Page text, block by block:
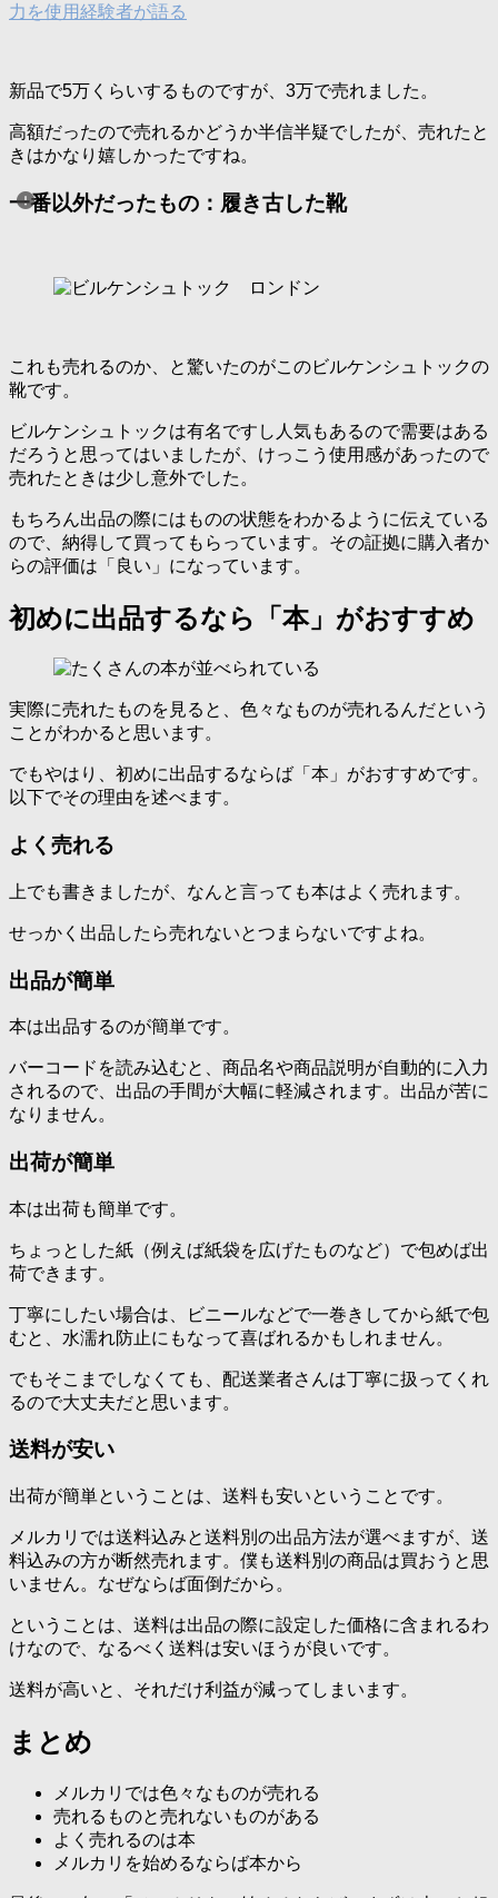
力を使用経験者が語る
新品で5万くらいするものですが、3万で売れました。
高額だったので売れるかどうか半信半疑でしたが、売れたと
きはかなり嬉しかったですね。
一番以外だったもの：履き古した靴
これも売れるのか、と驚いたのがこのビルケンシュトックの
靴です。
ビルケンシュトックは有名ですし人気もあるので需要はある
だろうと思ってはいましたが、けっこう使用感があったので
売れたときは少し意外でした。
もちろん出品の際にはものの状態をわかるように伝えている
ので、納得して買ってもらっています。その証拠に購入者か
らの評価は「良い」になっています。
初めに出品するなら「本」がおすすめ
実際に売れたものを見ると、色々なものが売れるんだという
ことがわかると思います。
でもやはり、初めに出品するならば「本」がおすすめです。
以下でその理由を述べます。
よく売れる
上でも書きましたが、なんと言っても本はよく売れます。
せっかく出品したら売れないとつまらないですよね。
出品が簡単
本は出品するのが簡単です。
バーコードを読み込むと、商品名や商品説明が自動的に入力
されるので、出品の手間が大幅に軽減されます。出品が苦に
なりません。
出荷が簡単
本は出荷も簡単です。
ちょっとした紙（例えば紙袋を広げたものなど）で包めば出
荷できます。
丁寧にしたい場合は、ビニールなどで一巻きしてから紙で包
むと、水濡れ防止にもなって喜ばれるかもしれません。
でもそこまでしなくても、配送業者さんは丁寧に扱ってくれ
るので大丈夫だと思います。
送料が安い
出荷が簡単ということは、送料も安いということです。
メルカリでは送料込みと送料別の出品方法が選べますが、送
料込みの方が断然売れます。僕も送料別の商品は買おうと思
いません。なぜならば面倒だから。
ということは、送料は出品の際に設定した価格に含まれるわ
けなので、なるべく送料は安いほうが良いです。
送料が高いと、それだけ利益が減ってしまいます。
まとめ
メルカリでは色々なものが売れる
売れるものと売れないものがある
よく売れるのは本
メルカリを始めるならば本から